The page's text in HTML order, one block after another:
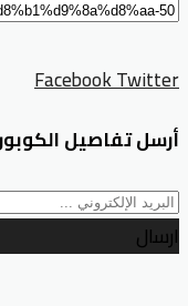
FacebookTwitter
أرسل تفاصيل
ارسال